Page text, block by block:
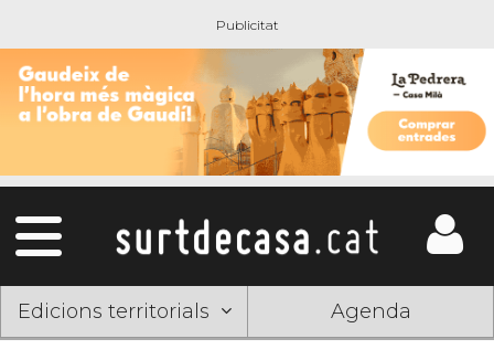
Edicions territorials Agenda